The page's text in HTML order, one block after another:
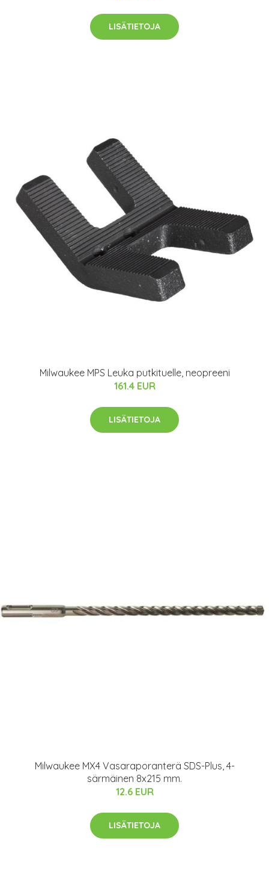
LISÄTIETOJA
Milwaukee MPS Leuka putkituelle, neopreeni
161.4 EUR
LISÄTIETOJA
Milwaukee MX4 Vasaraporanterä SDS-Plus, 4-
särmäinen 8x215 mm.
12.6 EUR
LISÄTIETOJA